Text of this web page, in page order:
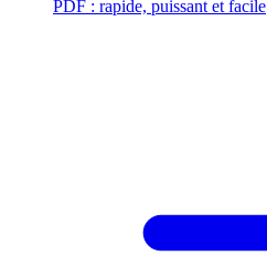
PDF : rapide, puissant et facile